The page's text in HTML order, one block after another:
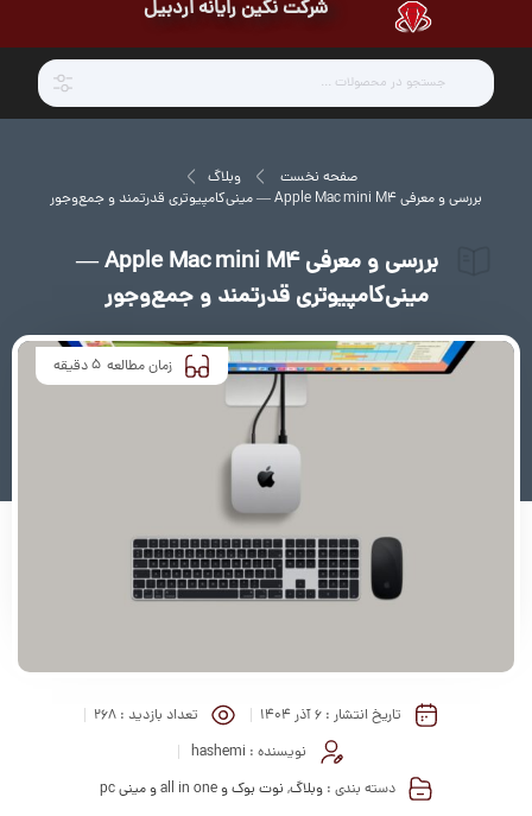
شرکت نگین رایانه اردبیل
صفحه نخست
وبلاگ
بررسی و معرفی Apple Mac mini M4 — مینی‌کامپیوتری قدرتمند و جمع‌وجور
بررسی و معرفی Apple Mac mini M4 —
مینی‌کامپیوتری قدرتمند و جمع‌وجور
زمان مطالعه 5دقیقه
تاریخ انتشار :۶ آذر ۱۴۰۴ تعداد بازدید :268
نویسنده : hashemi
دسته بندی :وبلاگ, نوت بوک و all in one و مینی pc